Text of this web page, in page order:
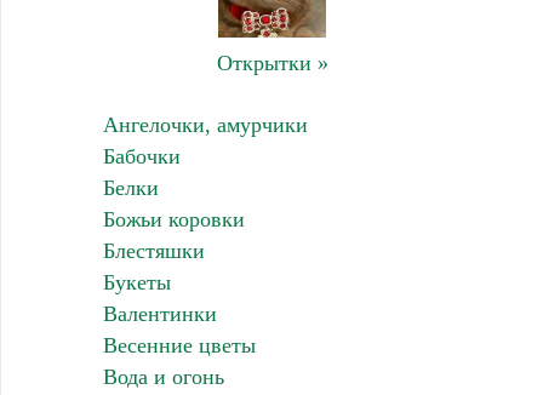
Открытки »
Ангелочки, амурчики
Бабочки
Белки
Божьи коровки
Блестяшки
Букеты
Валентинки
Весенние цветы
Вода и огонь